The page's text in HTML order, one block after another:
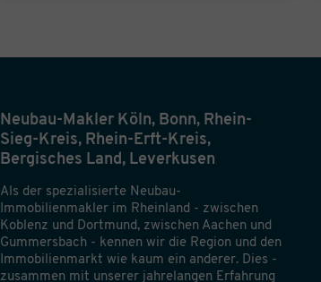
Neubau-Makler Köln, Bonn, Rhein-
Sieg-Kreis, Rhein-Erft-Kreis,
Bergisches Land, Leverkusen
Als der spezialisierte Neubau-
Immobilienmakler im Rheinland - zwischen
Koblenz und Dortmund, zwischen Aachen und
Gummersbach - kennen wir die Region und den
Immobilienmarkt wie kaum ein anderer. Dies -
zusammen mit unserer jahrelangen Erfahrung